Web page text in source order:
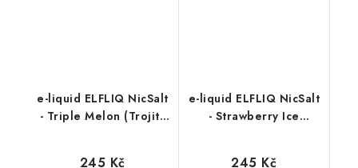
e-liquid ELFLIQ NicSalt
- Triple Melon (Trojitý
245 Kč
e-liquid ELFLIQ NicSalt
- Strawberry Ice
245 Kč